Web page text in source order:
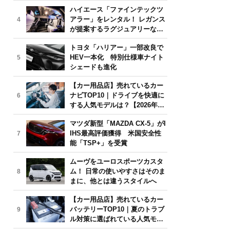
4
ハイエース「ファインテックツ
アラー」をレンタル！ レガンス
が提案するラグジュアリーな移
動体験
5
トヨタ「ハリアー」一部改良で
HEV一本化 特別仕様車ナイト
シェードも進化
6
【カー用品店】売れているカー
ナビTOP10｜ドライブを快適に
する人気モデルは？【2026年6
月版】
7
マツダ新型「MAZDA CX-5」がI
IHS最高評価獲得 米国安全性
能「TSP+」を受賞
8
ムーヴをユーロスポーツカスタ
ム！ 日常の使いやすさはそのま
まに、他とは違うスタイルへ
9
【カー用品店】売れているカー
バッテリーTOP10｜夏のトラブ
ル対策に選ばれている人気モデ